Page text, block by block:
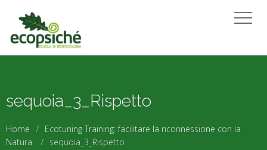
sequoia_3_Rispetto
Home
Ecotuning Training: facilitare la riconnessione con la
Natura
sequoia_3_Rispetto